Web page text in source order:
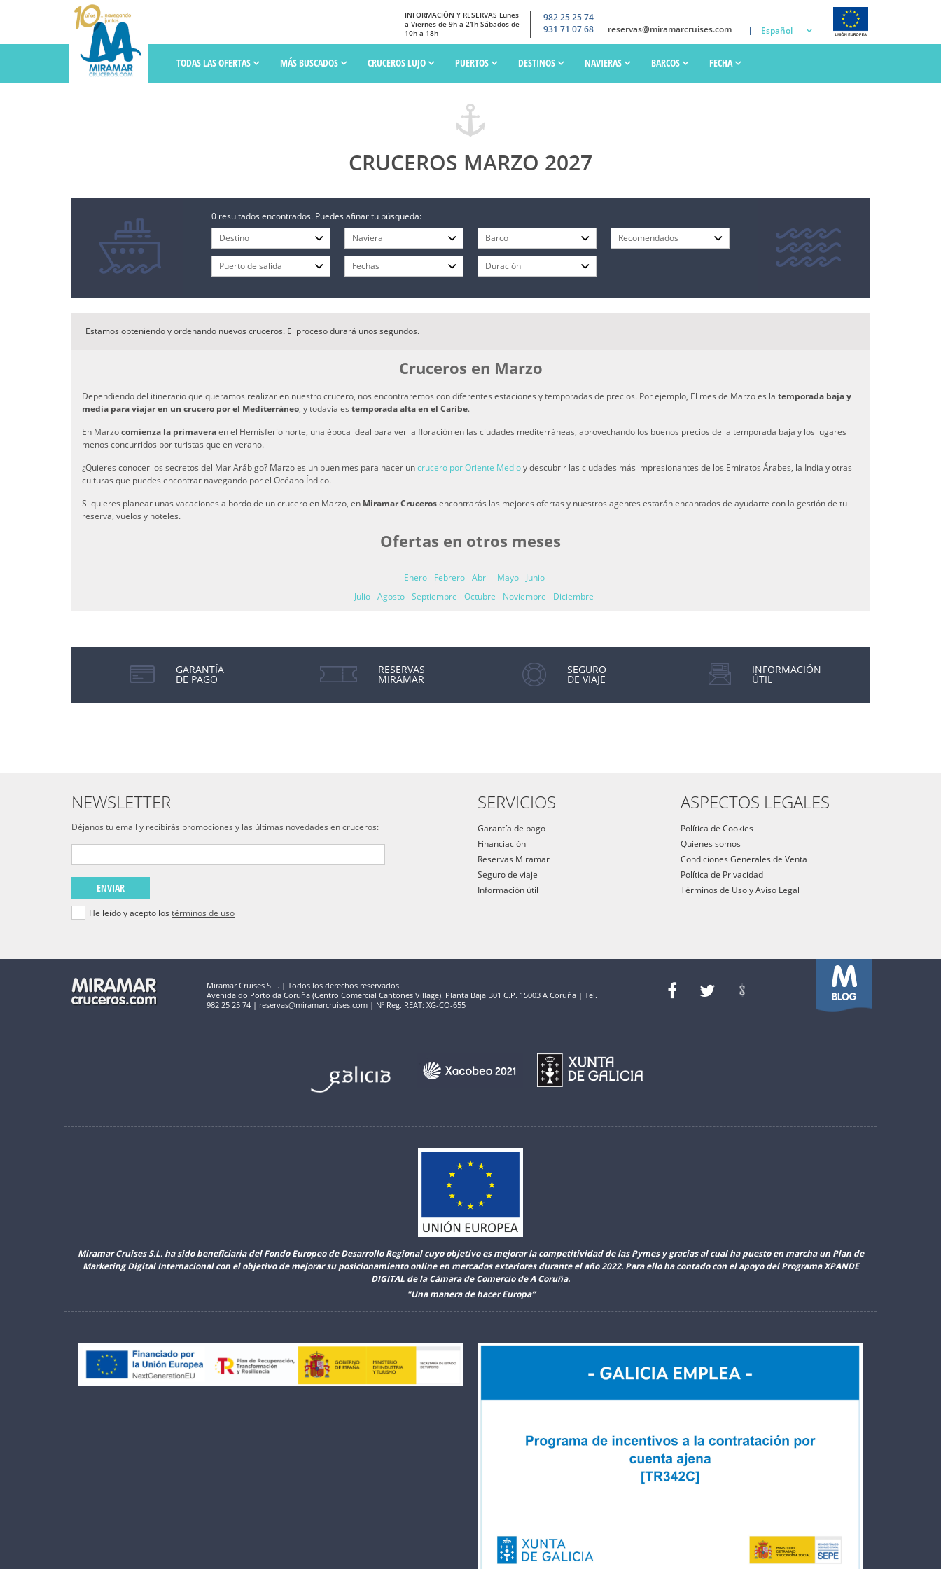
INFORMACIÓN Y RESERVAS Lunes
a Viernes de 9h a 21h Sábados de
10h a 18h
982 25 25 74
931 71 07 68
reservas@miramarcruises.com Español
TODAS LAS OFERTAS MÁS BUSCADOS CRUCEROS LUJO PUERTOS DESTINOS NAVIERAS BARCOS FECHA
CRUCEROS MARZO 2027
0 resultados encontrados. Puedes afinar tu búsqueda:
Estamos obteniendo y ordenando nuevos cruceros. El proceso durará unos segundos.
Cruceros en Marzo
Dependiendo del itinerario que queramos realizar en nuestro crucero, nos encontraremos con diferentes estaciones y temporadas de precios. Por ejemplo, El mes de Marzo es la temporada baja y
media para viajar en un crucero por el Mediterráneo, y todavía es temporada alta en el Caribe.
En Marzocomienza la primaveraen el Hemisferio norte, una época ideal para ver la floración en las ciudades mediterráneas, aprovechando los buenos precios de la temporada baja y los lugares
menos concurridos por turistas que en verano.
¿Quieres conocer los secretos del Mar Arábigo? Marzo es un buen mes para hacer uncrucero por Oriente Medioy descubrir las ciudades más impresionantes de los Emiratos Árabes, la India y otras
culturas que puedes encontrar navegando por el Océano Índico.
Si quieres planear unas vacaciones a bordo de un crucero en Marzo, en Miramar Crucerosencontrarás las mejores ofertas y nuestros agentes estarán encantados de ayudarte con la gestión de tu
reserva, vuelos y hoteles.
Ofertas en otros meses
Enero Febrero Abril Mayo
Junio
Julio Agosto Septiembre Octubre Noviembre Diciembre
GARANTÍA
DE PAGO
RESERVAS
MIRAMAR
SEGURO
DE VIAJE
INFORMACIÓN
ÚTIL
NEWSLETTER
Déjanos tu email y recibirás promociones y las últimas novedades en cruceros:
ENVIAR
He leído y acepto los términos de uso
SERVICIOS
Garantía de pago
Financiación
Reservas Miramar
Seguro de viaje
Información útil
ASPECTOS LEGALES
Política de Cookies
Quienes somos
Condiciones Generales de Venta
Política de Privacidad
Términos de Uso y Aviso Legal
Miramar Cruises S.L. | Todos los derechos reservados.
Avenida do Porto da Coruña (Centro Comercial Cantones Village). Planta Baja B01 C.P. 15003 A Coruña | Tel.
982 25 25 74 | reservas@miramarcruises.com | Nº Reg. REAT: XG-CO-655
Miramar Cruises S.L. ha sido beneficiaria del Fondo Europeo de Desarrollo Regional cuyo objetivo es mejorar la competitividad de las Pymes y gracias al cual ha puesto en marcha un Plan de
Marketing Digital Internacional con el objetivo de mejorar su posicionamiento online en mercados exteriores durante el año 2022. Para ello ha contado con el apoyo del Programa XPANDE
DIGITAL de la Cámara de Comercio de A Coruña.
"Una manera de hacer Europa”